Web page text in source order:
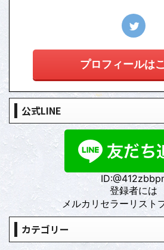
プロフィールは
公式LINE
登録者には
メルカリセラーリスト
カテゴリー